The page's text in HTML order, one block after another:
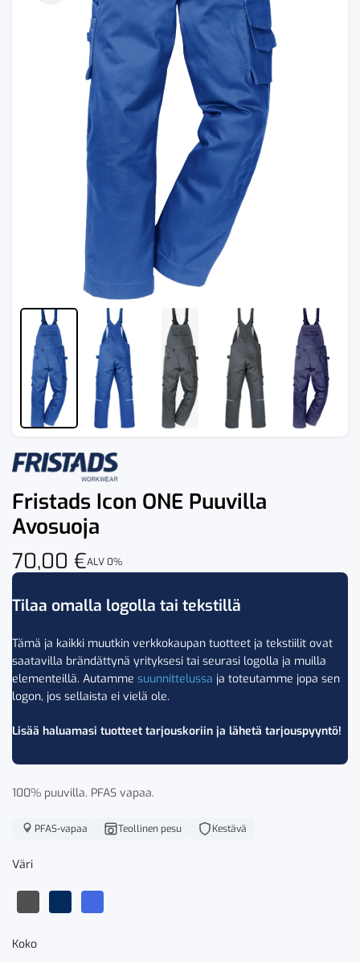
Fristads Icon ONE Puuvilla
Avosuoja
70,00 €ALV 0%
Tilaa omalla logolla tai tekstillä
Tämä ja kaikki muutkin verkkokaupan tuotteet ja tekstiilit ovat
saatavilla brändättynä yrityksesi tai seurasi logolla ja muilla
elementeillä. Autamme suunnittelussa ja toteutamme jopa sen
logon, jos sellaista ei vielä ole.
Lisää haluamasi tuotteet tarjouskoriin ja lähetä tarjouspyyntö!
100% puuvilla. PFAS vapaa.
PFAS-vapaa Teollinen pesu Kestävä
Väri
Koko